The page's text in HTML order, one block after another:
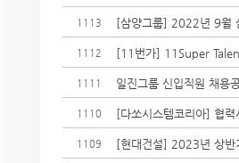
1113 [삼양그룹] 2022년 9월
1112 [11번가] 11Super
1111 일진그룹 신입직원 채용
1110 [다쏘시스템코리아] 협
1109 [현대건설] 2023년 상반